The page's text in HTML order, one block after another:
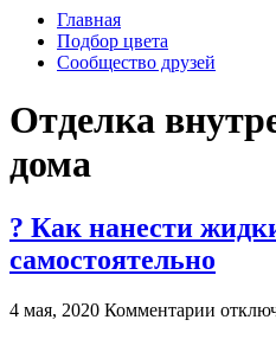
Главная
Подбор цвета
Сообщество друзей
Отделка
дома
? Как нанести
самостоятельно
4 мая, 2020 Комментарии к